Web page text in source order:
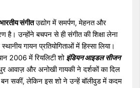
भारतीय संगीतउद्योग में समर्पण, मेहनत और
है। उन्होंने बचपन से ही संगीत की शिक्षा लेना
गायन प्रतियोगिताओं में हिस्सा लिया।
2006 में रियलिटी शो इंडियन आइडल सीजन
आवाज़ और अनोखी गायकी ने दर्शकों का दिल
बन सकीं, लेकिन इस शो ने उन्हें बॉलीवुड में कदम